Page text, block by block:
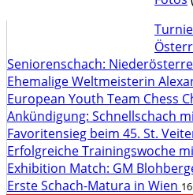
Seniorenschach:
Ehemalige Weltmeisterin
European Youth Team Chess
Ankündigung: Schnellschach
Favoritensieg beim 45. St.
Erfolgreiche Trainingswoche
Exhibition Match: GM
Erste Schach-Matura in Wien